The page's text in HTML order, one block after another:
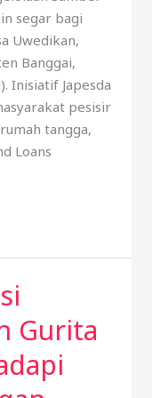
segar bagi
Uwedikan,
Banggai,
Inisiatif Japesda
pesisir
tangga,
Loans
Gurita